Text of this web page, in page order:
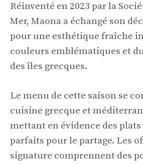
Réinventé en 2023 par la
Mer, Maona a échangé son
pour une esthétique fraîche
couleurs emblématiques et
des îles grecques.
Le menu de cette saison se
cuisine grecque et
mettant en évidence des
parfaits pour le partage. Les
signature comprennent des